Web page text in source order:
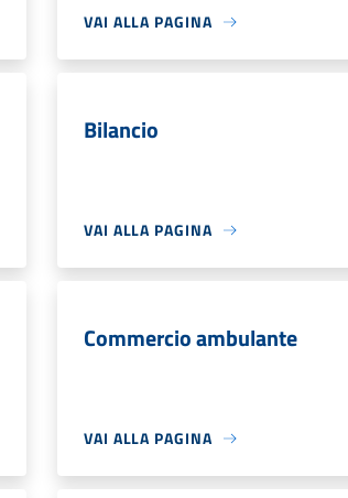
VAI ALLA PAGINA
Bilancio
VAI ALLA PAGINA
Commercio ambulante
VAI ALLA PAGINA